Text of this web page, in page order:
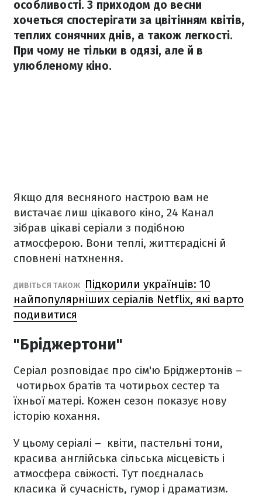
особливості. З приходом до весни
хочеться спостерігати за цвітінням квітів,
теплих сонячних днів, а також легкості.
При чому не тільки в одязі, але й в
улюбленому кіно.
Якщо для весняного настрою вам не
вистачає лиш цікавого кіно, 24 Канал
зібрав цікаві серіали з подібною
атмосферою. Вони теплі, життєрадісні й
сповнені натхнення.
ДИВІТЬСЯ ТАКОЖ
Підкорили українців: 10
найпопулярніших серіалів Netflix, які варто
подивитися
"Бріджертони"
Серіал розповідає про сім'ю Бріджертонів –
чотирьох братів та чотирьох сестер та
їхньої матері. Кожен сезон показує нову
історію кохання.
У цьому серіалі – квіти, пастельні тони,
красива англійська сільська місцевість і
атмосфера свіжості. Тут поєдналась
класика й сучасність, гумор і драматизм.